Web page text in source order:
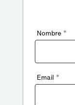
Nombre *
Email *